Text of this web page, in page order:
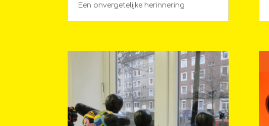
Een onvergetelijke herinnering